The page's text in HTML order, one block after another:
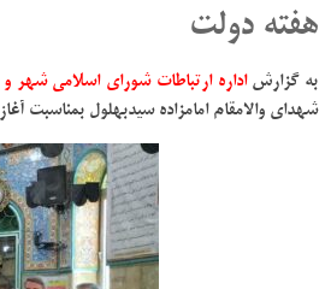
هفته دولت
به گزارشاداره ارتباطات شورای اسلامی
شهدای والامقام امامزاده سیدبهلول بمناسبت